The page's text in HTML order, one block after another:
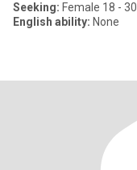
Seeking: Female 18 - 30
English ability: None